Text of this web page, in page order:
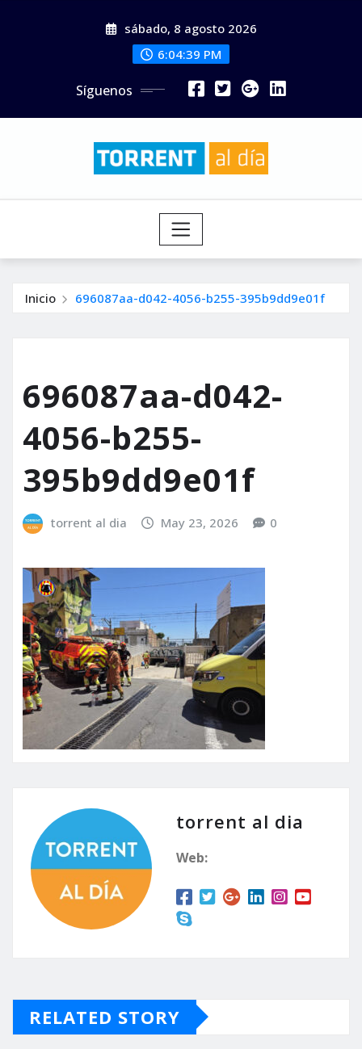
sábado, 8 agosto 2026
6:04:40 PM
Síguenos
Inicio 696087aa-d042-4056-b255-395b9dd9e01f
696087aa-d042-
4056-b255-
395b9dd9e01f
torrent al dia May 23, 2026 0
torrent al dia
Web:
RELATED STORY